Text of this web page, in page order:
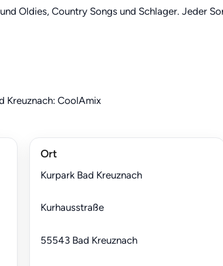
Oldies, Country Songs und Schlager. Jeder
Ort
Kurpark Bad Kreuznach
Kurhausstraße
55543 Bad Kreuznach